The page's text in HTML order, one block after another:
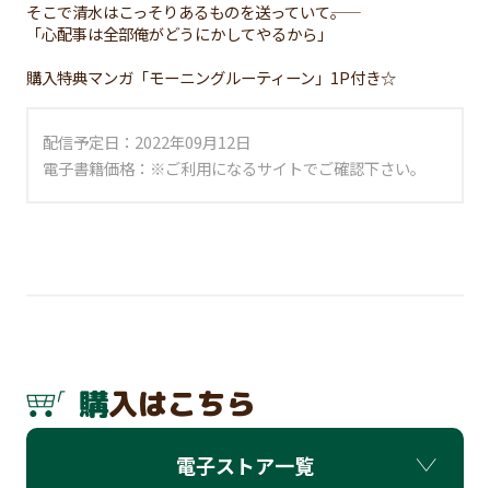
そこで清水はこっそりあるものを送っていて――。
「心配事は全部俺がどうにかしてやるから」
購入特典マンガ「モーニングルーティーン」1P付き☆
配信予定日：2022年09月12日
電子書籍価格：※ご利用になるサイトでご確認下さい。
購入はこちら
電子ストア一覧